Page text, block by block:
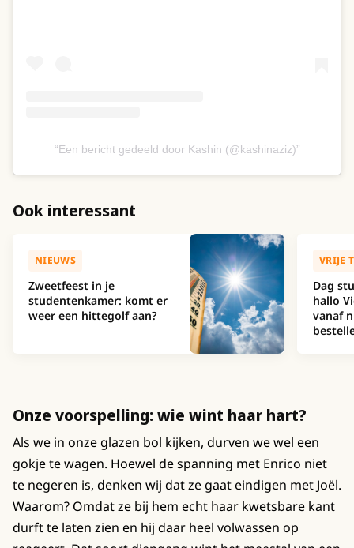
Een bericht gedeeld door Kashin (@kashinaziz)
Ook interessant
NIEUWS
Zweetfeest in je
studentenkamer: komt er
weer een hittegolf aan?
VRIJE
Dag
hallo
vanaf
Onze voorspelling: wie wint haar hart?
Als we in onze glazen bol kijken, durven we wel een
gokje te wagen. Hoewel de spanning met Enrico niet
te negeren is, denken wij dat ze gaat eindigen met Joël.
Waarom? Omdat ze bij hem echt haar kwetsbare kant
durft te laten zien en hij daar heel volwassen op